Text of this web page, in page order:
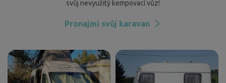
svůj nevyužitý kempovací vůz!
Pronajmi svůj karavan